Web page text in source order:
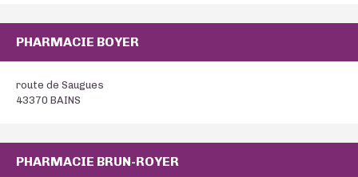
PHARMACIE BOYER
route de Saugues
43370 BAINS
PHARMACIE BRUN-ROYER